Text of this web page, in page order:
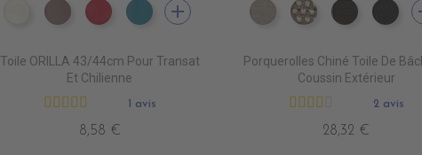
DT0001 ECRU
DT0003 TOURTERELLE
DT0005 FUSHIA
DT0022 TOPAZE
add
Toile ORILLA 43/44cm Pour Transat
Et Chilienne
1 avis
8,58 €
DD4080 MARBRE
DD4090DD4220
Porquerolles Chiné Toile De
Coussin Extérieur
2 avis
28,32 €